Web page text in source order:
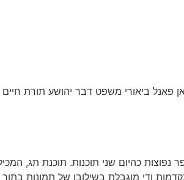
פאנל ביאורי משפט דבר יהושע תורת
נפוצות כהיום שני תוכנות. תוכנת תג,
ודי מוגבלת בשילובן של תמונות בתוך